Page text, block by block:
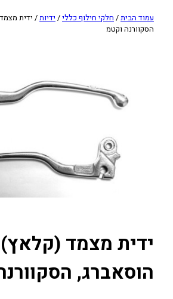
עמוד הבית/ חלקי חילוף כללי/ ידיות/ ידית
הסקוורנה וקטמ
ידית מצמד
הוסאברג,